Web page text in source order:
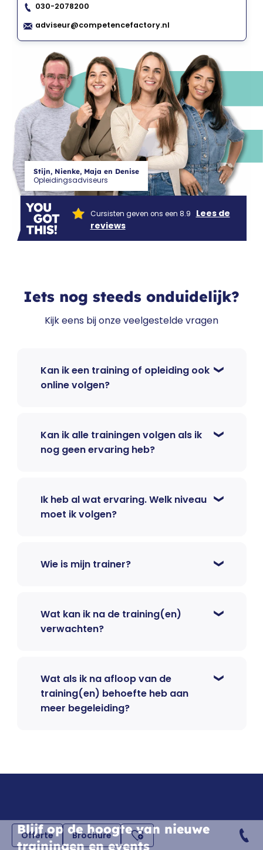
Offerte Brochure
030-2078200
adviseur@competencefactory.nl
CF
Stijn, Nienke, Maja en Denise
Opleidingsadviseurs
Cursisten geven ons een 8.9
Lees de
reviews
Iets nog steeds onduidelijk?
Kijk eens bij onze veelgestelde vragen
Kan ik een training of opleiding ook
online volgen?
Kan ik alle trainingen volgen als ik
nog geen ervaring heb?
Ik heb al wat ervaring. Welk niveau
moet ik volgen?
Wie is mijn trainer?
Wat kan ik na de training(en)
verwachten?
Wat als ik na afloop van de
training(en) behoefte heb aan
meer begeleiding?
Blijf op de hoogte van nieuwe
trainingen en events